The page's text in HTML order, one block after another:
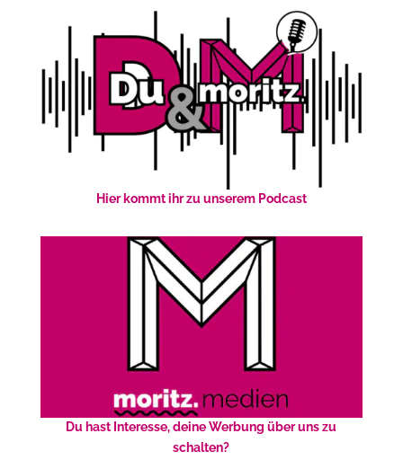
Hier kommt ihr zu unserem Podcast
Du hast Interesse, deine Werbung über uns zu
schalten?